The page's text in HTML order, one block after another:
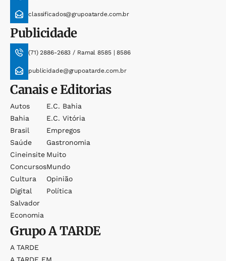
classificados@grupoatarde.com.br
Publicidade
(71) 2886-2683 / Ramal 8585 | 8586
publicidade@grupoatarde.com.br
Canais e Editorias
Autos
Bahia
Brasil
Saúde
Cineinsite
Concursos
Cultura
Digital
Salvador
Economia
E.c. Bahia
E.c. Vitória
Empregos
Gastronomia
Muito
Mundo
Opinião
Política
GrupoA TARDE
A TARDE
A TARDE FM